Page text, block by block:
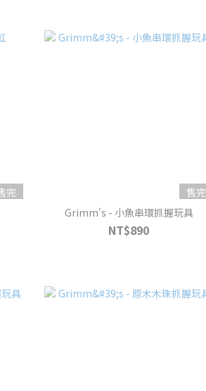
完
售完
Grimm's - 小魚串環抓握玩具
NT$890